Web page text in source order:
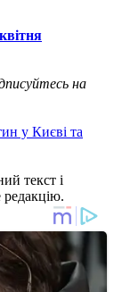
на
у Києві та
текст і